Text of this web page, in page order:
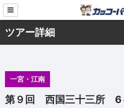
ツアー詳細
一宮・江南
第９回 西国三十三所 6